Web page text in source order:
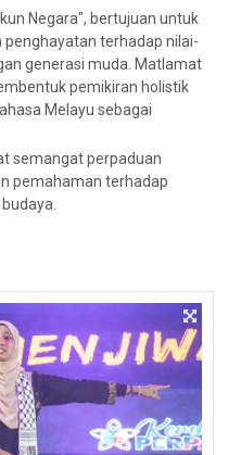
Negara", bertujuan untuk
terhadap nilai-
generasi muda. Matlamat
pemikiran holistik
Melayu sebagai
semangat perpaduan
pemahaman terhadap